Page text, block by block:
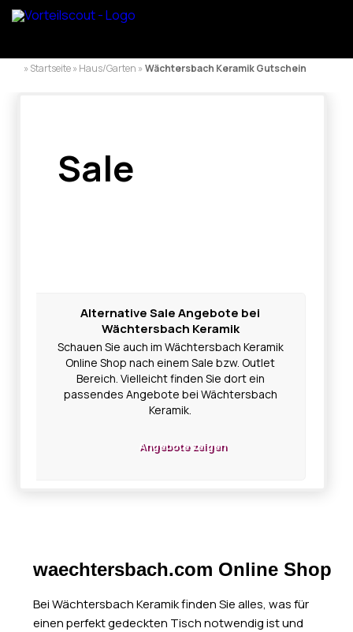
» Startseite » Haus/Garten »Wächtersbach Keramik Gutschein
Sale
Alternative Sale Angebote bei
Wächtersbach Keramik
Schauen Sie auch im Wächtersbach Keramik
Online Shop nach einem Sale bzw. Outlet
Bereich. Vielleicht finden Sie dort ein
passendes Angebote bei Wächtersbach
Keramik.
Angebote zeigen
waechtersbach.com Online Shop
Bei Wächtersbach Keramik finden Sie alles, was für
einen perfekt gedeckten Tisch notwendig ist und